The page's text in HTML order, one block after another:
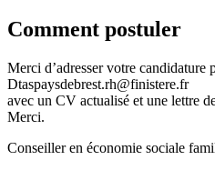
Comment postuler
Merci d’adresser votre candidature
Dtaspaysdebrest.rh@finistere.fr
avec un CV actualisé et une lettre
Merci.
Conseiller en économie sociale